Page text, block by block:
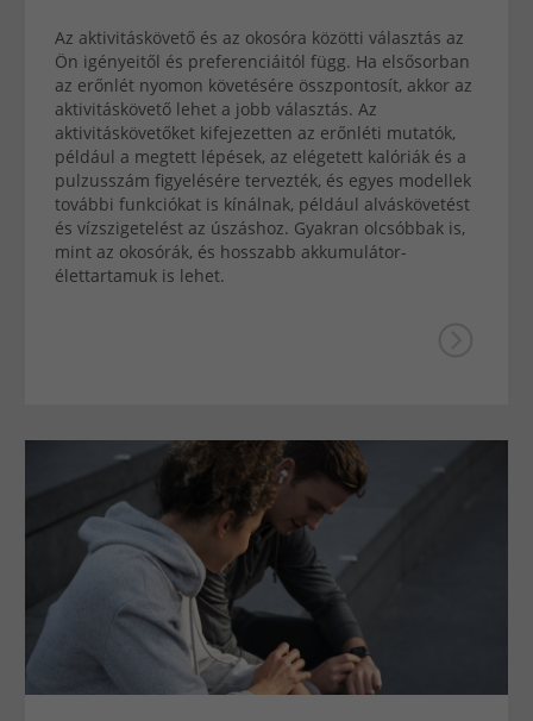
Az aktivitáskövető és az okosóra közötti választás az
Ön igényeitől és preferenciáitól függ. Ha elsősorban
az erőnlét nyomon követésére összpontosít, akkor az
aktivitáskövető lehet a jobb választás. Az
aktivitáskövetőket kifejezetten az erőnléti mutatók,
például a megtett lépések, az elégetett kalóriák és a
pulzusszám figyelésére tervezték, és egyes modellek
további funkciókat is kínálnak, például alváskövetést
és vízszigetelést az úszáshoz. Gyakran olcsóbbak is,
mint az okosórák, és hosszabb akkumulátor-
élettartamuk is lehet.